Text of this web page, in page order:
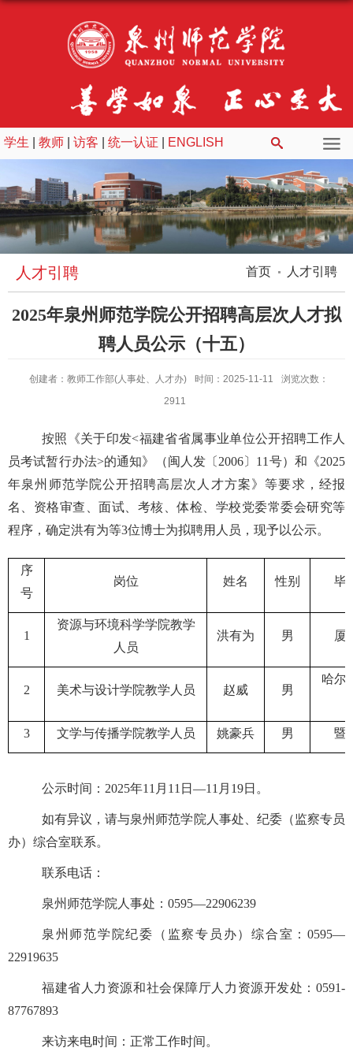
学生 教师 访客 统一认证 ENGLISH
首页 人才引聘
人才引聘
2025年泉州师范学院公开招聘高层次人才拟
聘人员公示（十五）
创建者：教师工作部(人事处、人才办) 时间：2025-11-11
浏览次数：
2911
按照《关于印发<福建省省属事业单位公开招聘工作人
员考试暂行办法>的通知》
（闽人发〔 2006〕11号） 和 《2025
年泉州师范学院公开招聘高层次人才方案》等要求，经报
名、资格审查、面试、考核、体检
学校党委常委会研究等
程序，确定洪有为等3位博士为拟聘用人 员 ，现予以公示。
序
号
岗位 姓名 性别 毕
1
资源与环境科学学院教学
人员
洪有为 男 厦
2 美术与设计学院教学人员 赵威 男
哈尔
3 文学与传播学院教学人员 姚豪兵 男 暨
公示时间： 2025年11 月 11 日 —11 月 19日。
如有异议，请与泉州师范学院 人事处、纪委（监察专员
办）综合室联系。
联系电话：
泉州师范学院 人事处： 0595—22906239
泉州师范学院纪委（监察专员办）综合室 ：0595—
22919635
福建省人力资源和社会保障厅人力资源开发处： 0591-
87767893
来访来电时间：正常工作时间。